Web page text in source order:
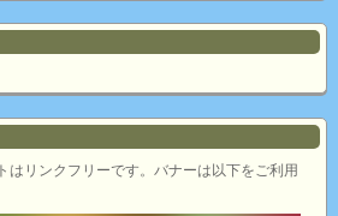
はリンクフリーです。バナーは以下をご利用